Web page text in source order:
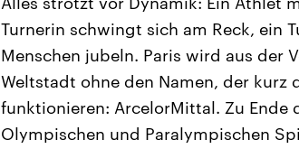
Turnerin schwingt sich am Reck, ein
Menschen jubeln. Paris wird aus der
Weltstadt ohne den Namen, der
funktionieren: ArcelorMittal. Zu Ende
Olympischen und Paralympischen